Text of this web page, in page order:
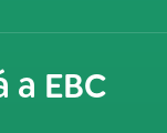
EBC